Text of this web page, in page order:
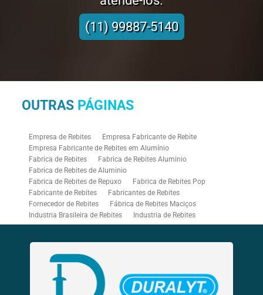
(11) 99887-5140
OUTRAS PÁGINAS
Empresa de Rebites
Empresa Fabricante de Rebite
Empresa Fabricante de Rebites em Alumínio
Fabrica de Rebites
Fabrica de Rebites Aluminio
Fabrica de Rebites de Aluminio
Fabrica de Rebites de Repuxo
Fabrica de Rebites Pop
Fabricante de Rebites
Fabricantes de Rebites
Fornecedor de Rebites
Fábrica de Rebites Maciços
Industria Brasileira de Rebites
Industria de Rebites
Rebitadeira Industrial
Rebitadeira Pneumática
Rebite Aluminio Branco
Rebite de Repuxo Aluminio
Rebite de Repuxo Aço Inox
Rebite de Repuxo com Rosca
Rebite de Repuxo Estrutural
Rebite de Repuxo Inox